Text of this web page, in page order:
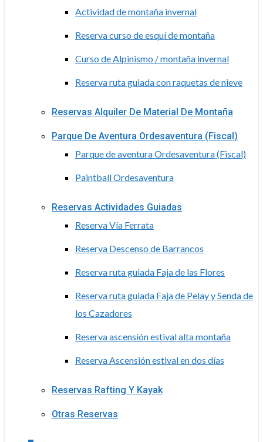
Actividad de montaña invernal
Reserva curso de esquí de montaña
Curso de Alpinismo / montaña invernal
Reserva ruta guiada con raquetas de nieve
Reservas Alquiler De Material De Montaña
Parque De Aventura Ordesaventura (Fiscal)
Parque de aventura Ordesaventura (Fiscal)
Paintball Ordesaventura
Reservas Actividades Guiadas
Reserva Vía Ferrata
Reserva Descenso de Barrancos
Reserva ruta guiada Faja de las Flores
Reserva ruta guiada Faja de Pelay y Senda de
los Cazadores
Reserva ascensión estival alta montaña
Reserva Ascensión estival en dos días
Reservas Rafting Y Kayak
Otras Reservas